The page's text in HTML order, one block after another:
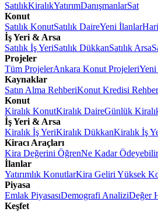
SatılıkKiralıkYatırımDanışmanlarSat
Konut
Satılık KonutSatılık DaireYeni İlanlar
İş Yeri & Arsa
Satılık İş YeriSatılık DükkanSatılık Arsa
Projeler
Tüm ProjelerAnkara Konut ProjeleriYeni
Kaynaklar
Satın Alma RehberiKonut Kredisi
Konut
Kiralık KonutKiralık DaireGünlük
İş Yeri & Arsa
Kiralık İş YeriKiralık DükkanKiralık İş
Kiracı Araçları
Kira Değerini ÖğrenNe Kadar
İlanlar
Yatırımlık KonutlarKira Geliri Yüksek
Piyasa
Emlak PiyasasıDemografi AnaliziDeğer
Keşfet